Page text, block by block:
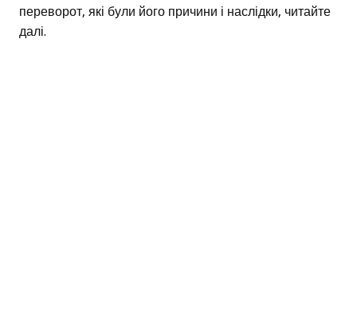
переворот, які були його причини і наслідки, читайте
далі.